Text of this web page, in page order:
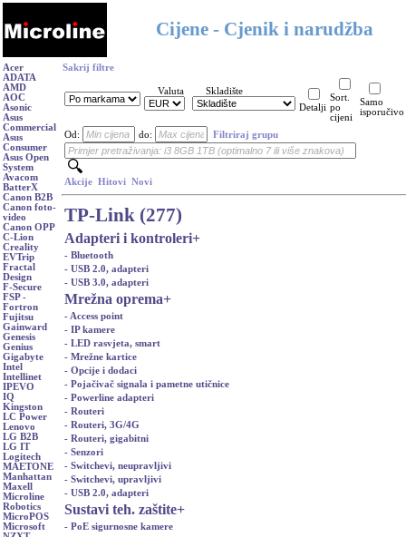
Cijene - Cjenik i narudžba
Acer
ADATA
AMD
AOC
Asonic
Asus
Commercial
Asus
Consumer
Asus Open
System
Avacom
BatterX
Canon B2B
Canon foto-
video
Canon OPP
C-Lion
Creality
EVTrip
Fractal
Design
F-Secure
FSP -
Fortron
Fujitsu
Gainward
Genesis
Genius
Gigabyte
Intel
Intellinet
IPEVO
IQ
Kingston
LC Power
Lenovo
LG B2B
LG IT
Logitech
MAETONE
Manhattan
Maxell
Microline
Robotics
MicroPOS
Microsoft
Sakrij filtre
Valuta
Skladište
Detalji
Sort.
po
cijeni
Samo
isporučivo
Od: do: Filtriraj grupu
Akcije Hitovi Novi
TP-Link (277)
Adapteri i kontroleri+
- Bluetooth
- USB 2.0, adapteri
- USB 3.0, adapteri
Mrežna oprema+
- Access point
- IP kamere
- LED rasvjeta, smart
- Mrežne kartice
- Opcije i dodaci
- Pojačivač signala i pametne utičnice
- Powerline adapteri
- Routeri
- Routeri, 3G/4G
- Routeri, gigabitni
- Senzori
- Switchevi, neupravljivi
- Switchevi, upravljivi
- USB 2.0, adapteri
Sustavi teh. zaštite+
- PoE sigurnosne kamere